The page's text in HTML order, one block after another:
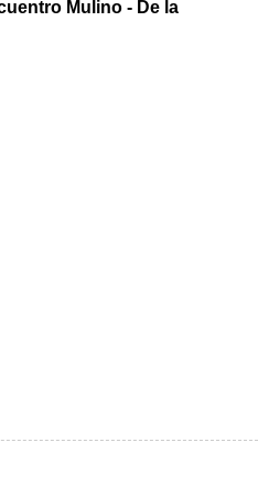
Mulino - De la